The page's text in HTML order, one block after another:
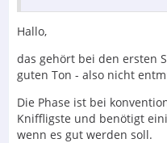
Hallo,
das gehört bei den ersten
guten Ton - also nicht
Die Phase ist bei
Kniffligste und benötigt
wenn es gut werden soll.